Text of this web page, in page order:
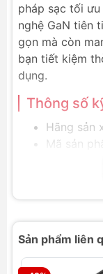
pháp sạc tối
nghệ GaN tiên
gọn mà còn
bạn tiết kiệm
dụng.
Thông số
Hãng sản
Mã sản
Input: AC
Type-C
Type-C +
18W+30W
Sản phẩm liên